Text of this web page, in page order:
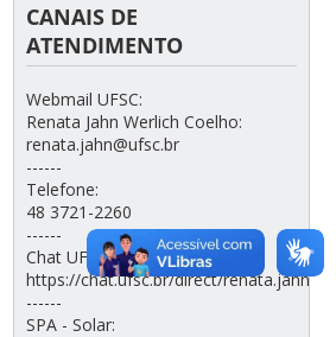
CANAIS DE
ATENDIMENTO
Webmail UFSC:
Renata Jahn Werlich Coelho:
renata.jahn@ufsc.br
------
Telefone:
48 3721-2260
------
Chat UFSC:
https://chat.ufsc.br/direct/renata.jahn
------
SPA - Solar: